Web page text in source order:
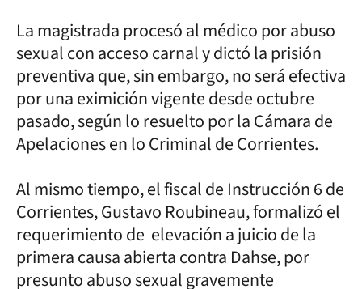
La magistrada procesó al médico por abuso
sexual con acceso carnal y dictó la prisión
preventiva que, sin embargo, no será efectiva
por una eximición vigente desde octubre
pasado, según lo resuelto por la Cámara de
Apelaciones en lo Criminal de Corrientes.
Al mismo tiempo, el fiscal de Instrucción 6 de
Corrientes, Gustavo Roubineau, formalizó el
requerimiento de elevación a juicio de la
primera causa abierta contra Dahse, por
presunto abuso sexual gravemente